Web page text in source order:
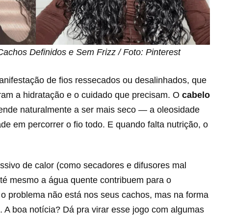
Definidos e Sem Frizz / Foto: Pinterest
de fios ressecados ou desalinhados, que
a hidratação e o cuidado que precisam. O cabelo
naturalmente a ser mais seco — a oleosidade
em percorrer o fio todo. E quando falta nutrição, o
de calor (como secadores e difusores mal
mesmo a água quente contribuem para o
problema não está nos seus cachos, mas na forma
A boa notícia? Dá pra virar esse jogo com algumas